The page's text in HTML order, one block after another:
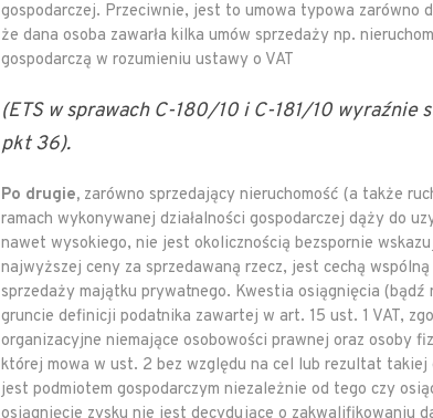
gospodarczej. Przeciwnie, jest to umowa typowa zarówno
że dana osoba zawarła kilka umów sprzedaży np.
gospodarczą w rozumieniu ustawy o VAT
(ETS w sprawach C-180/10 i C-181/10
pkt 36).
Po drugie, zarówno sprzedający nieruchomość (a także
ramach wykonywanej działalności gospodarczej dąży do
nawet wysokiego, nie jest okolicznością bezspornie
najwyższej ceny za sprzedawaną rzecz, jest cechą
sprzedaży majątku prywatnego. Kwestia osiągnięcia
gruncie definicji podatnika zawartej w art. 15 ust. 1 VAT,
organizacyjne niemające osobowości prawnej oraz osoby
której mowa w ust. 2 bez względu na cel lub rezultat takiej
jest podmiotem gospodarczym niezależnie od tego czy